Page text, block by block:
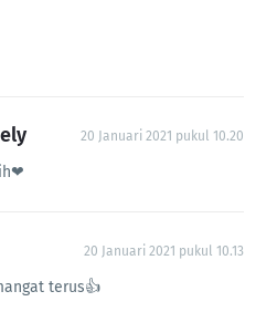
20 Januari 2021 pukul 10.20
20 Januari 2021 pukul 10.13
terus👍